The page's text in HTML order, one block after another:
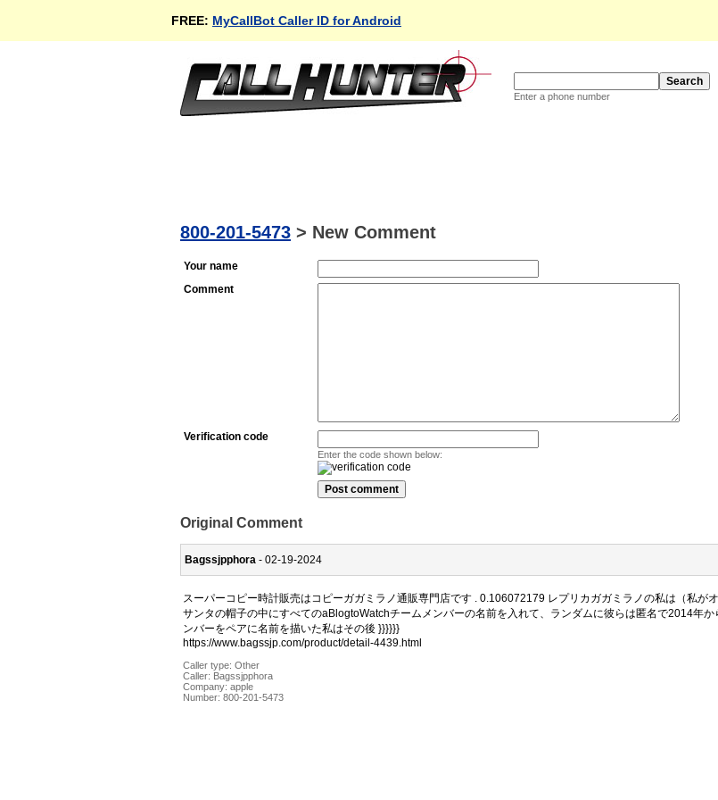
FREE: MyCallBot Caller ID for Android
Enter a phone number
800-201-5473 > New Comment
Your name
Comment
Verification code
Enter the code shown below:
Original Comment
Bagssjpphora - 02-19-2024
スーパーコピー時計販売はコピーガガミラノ通販専門店です . 0.106072179 レプリカガガミラノの私は（私が
サンタの帽子の中にすべてのaBlogtoWatchチームメンバーの名前を入れて、ランダムに彼らは匿名で2014年
ンバーをペアに名前を描いた私はその後 }}}}}}
https://www.bagssjp.com/product/detail-4439.html
Caller type: Other
Caller: Bagssjpphora
Company: apple
Number: 800-201-5473